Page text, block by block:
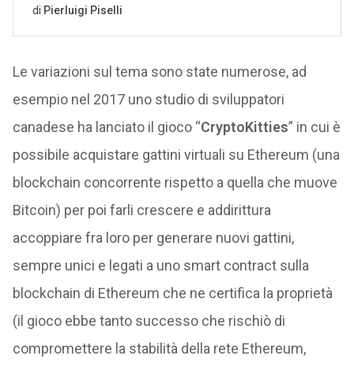
Le variazioni sul tema sono state numerose, ad
esempio nel 2017 uno studio di sviluppatori
canadese ha lanciato il gioco “CryptoKitties” in cui è
possibile acquistare gattini virtuali su Ethereum (una
blockchain concorrente rispetto a quella che muove
Bitcoin) per poi farli crescere e addirittura
accoppiare fra loro per generare nuovi gattini,
sempre unici e legati a uno smart contract sulla
blockchain di Ethereum che ne certifica la proprietà
(il gioco ebbe tanto successo che rischiò di
compromettere la stabilità della rete Ethereum,